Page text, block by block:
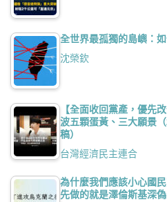
全世界最孤獨的島嶼：
沈榮欽
【全面收回黨產，優先
波五顆蛋黃、三大願景
稿）
台灣經濟民主連合
為什麼我們應該小心國
先做的就是澤倫斯基深